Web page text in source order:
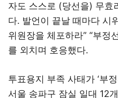
자도 스스로 (당선을) 무효
다. 발언이 끝날 때마다 시
위원장을 체포하라” “부정
를 외치며 호응했다.
투표용지 부족 사태가 ‘부
서울 송파구 잠실 일대 12